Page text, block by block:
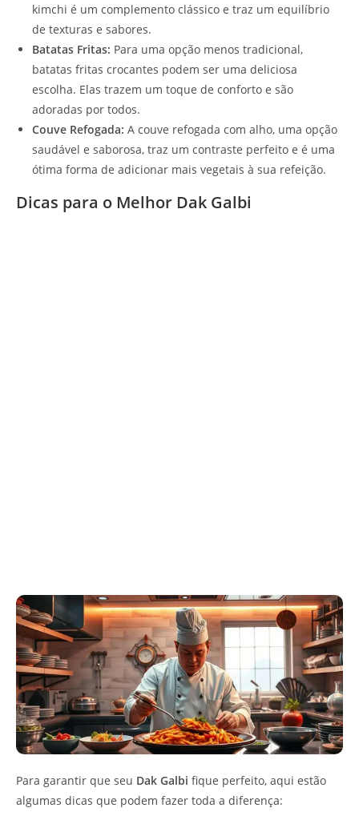
kimchi é um complemento clássico e traz um equilíbrio
de texturas e sabores.
Batatas Fritas: Para uma opção menos tradicional,
batatas fritas crocantes podem ser uma deliciosa
escolha. Elas trazem um toque de conforto e são
adoradas por todos.
Couve Refogada: A couve refogada com alho, uma opção
saudável e saborosa, traz um contraste perfeito e é uma
ótima forma de adicionar mais vegetais à sua refeição.
Dicas para o Melhor Dak Galbi
Para garantir que seu Dak Galbi fique perfeito, aqui estão
algumas dicas que podem fazer toda a diferença: